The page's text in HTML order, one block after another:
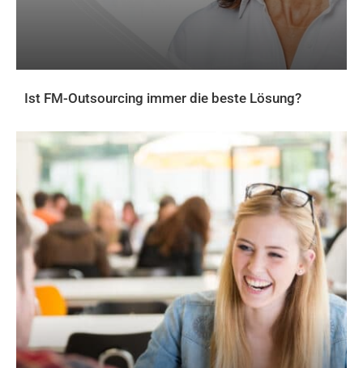
Ist FM-Outsourcing immer die beste Lösung?